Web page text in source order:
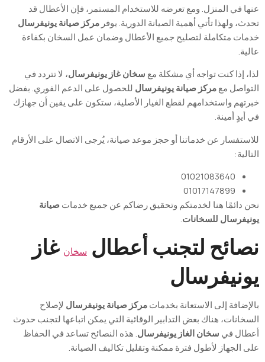
عنها في المنزل. ومع تعرضه للاستخدام المستمر، فإن الأعطال قد
تحدث، ولهذا تأتي أهمية الصيانة الدورية. يوفر مركز صيانة يونيفرسال
خدمات متكاملة لتصليح جميع الأعطال وضمان عمل السخان بكفاءة
عالية.
لذا، إذا كنت تواجه أي مشكلة مع سخان غاز يونيفرسال، لا تتردد في
التواصل معمركز صيانة يونيفرسال للحصول على الدعم الفوري. بفضل
خبرتهم واستخدامهم لقطع الغيار الأصلية، ستكون على يقين أن جهازك
في أيدٍ أمينة.
للاستفسار عن خدماتنا أو حجز موعد صيانة، يُرجى الاتصال على الأرقام
التالية:
01021083640
01017147899
نحن دائمًا هنا لخدمتكم وتحقيق رضاكم عن جميع خدماتصيانة
يونيفرسال للسخانات.
نصائح لتجنب أعطال سخان غاز
يونيفرسال
بالإضافة إلى الاستعانة بخدماتمركز صيانة يونيفرسال لإصلاح
السخانات، هناك بعض التدابير الوقائية التي يمكن اتباعها لتجنب حدوث
أعطال في سخان الغاز يونيفرسال. هذه النصائح تساعد في الحفاظ
على الجهاز لأطول فترة ممكنة وتقليل تكاليف الصيانة.